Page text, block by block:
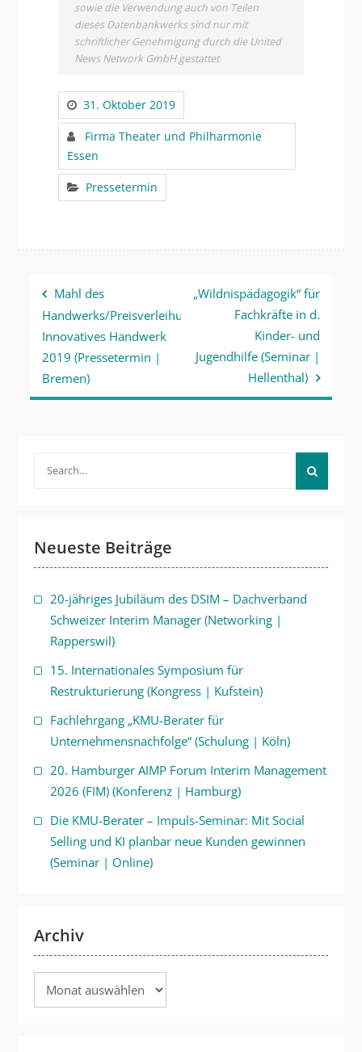
sowie die Verwendung auch von Teilen
dieses Datenbankwerks sind nur mit
schriftlicher Genehmigung durch die United
News Network GmbH gestattet
31. Oktober 2019
Firma Theater und Philharmonie
Essen
Pressetermin
Beitragsnavigation
Mahl des
Handwerks/Preisverleihung
Innovatives Handwerk
2019 (Pressetermin |
Bremen)
„Wildnispädagogik“ für
Fachkräfte in d.
Kinder- und
Jugendhilfe (Seminar |
Hellenthal)
Neueste Beiträge
20-jähriges Jubiläum des DSIM – Dachverband
Schweizer Interim Manager (Networking |
Rapperswil)
15. Internationales Symposium für
Restrukturierung (Kongress | Kufstein)
Fachlehrgang „KMU-Berater für
Unternehmensnachfolge“ (Schulung | Köln)
20. Hamburger AIMP Forum Interim Management
2026 (FIM) (Konferenz | Hamburg)
Die KMU-Berater – Impuls-Seminar: Mit Social
Selling und KI planbar neue Kunden gewinnen
(Seminar | Online)
Archiv